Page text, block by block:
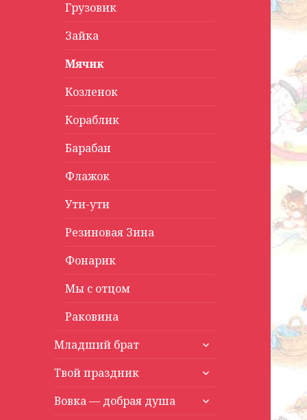
Грузовик
Зайка
Мячик
Козленок
Кораблик
Барабан
Флажок
Ути-ути
Резиновая Зина
Фонарик
Мы с отцом
Раковина
Младший брат
раскрыть
меню
Твой праздник
раскрыть
меню
Вовка — добрая душа
раскрыть